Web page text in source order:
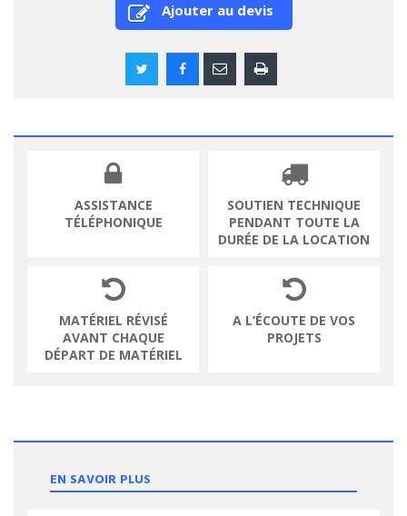
Ajouter au devis
ASSISTANCE
TÉLÉPHONIQUE
SOUTIEN TECHNIQUE
PENDANT TOUTE LA
DURÉE DE LA LOCATION
MATÉRIEL RÉVISÉ
AVANT CHAQUE
DÉPART DE MATÉRIEL
A L’ÉCOUTE DE VOS
PROJETS
EN SAVOIR PLUS